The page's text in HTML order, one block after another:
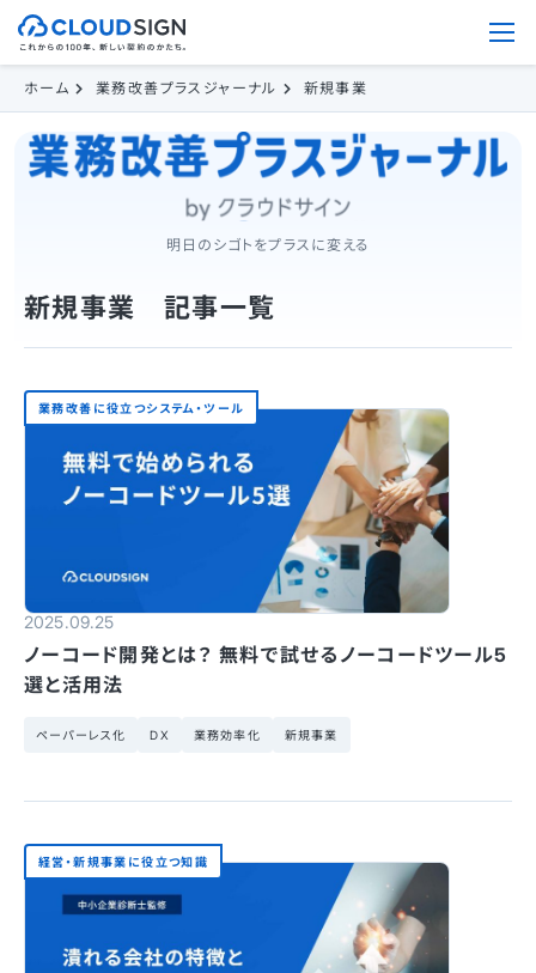
ホーム 業務改善プラスジャーナル 新規事業
明日のシゴトをプラスに変える
新規事業 記事一覧
業務改善に役立つシステム・ツール
2025.09.25
ノーコード開発とは？ 無料で試せるノーコードツール5
選と活用法
ペーパーレス化 DX 業務効率化 新規事業
経営・新規事業に役立つ知識